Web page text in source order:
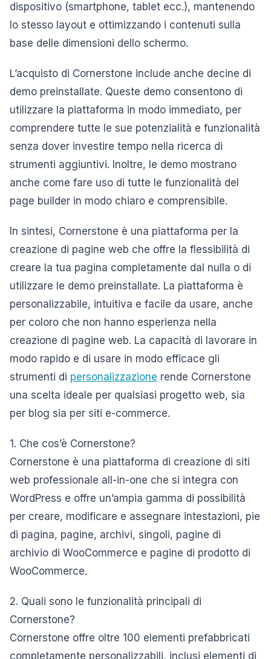
dispositivo (smartphone, tablet ecc.), mantenendo
lo stesso layout e ottimizzando i contenuti sulla
base delle dimensioni dello schermo.
L’acquisto di Cornerstone include anche decine di
demo preinstallate. Queste demo consentono di
utilizzare la piattaforma in modo immediato, per
comprendere tutte le sue potenzialità e funzionalità
senza dover investire tempo nella ricerca di
strumenti aggiuntivi. Inoltre, le demo mostrano
anche come fare uso di tutte le funzionalità del
page builder in modo chiaro e comprensibile.
In sintesi, Cornerstone è una piattaforma per la
creazione di pagine web che offre la flessibilità di
creare la tua pagina completamente dal nulla o di
utilizzare le demo preinstallate. La piattaforma è
personalizzabile, intuitiva e facile da usare, anche
per coloro che non hanno esperienza nella
creazione di pagine web. La capacità di lavorare in
modo rapido e di usare in modo efficace gli
strumenti di personalizzazione rende Cornerstone
una scelta ideale per qualsiasi progetto web, sia
per blog sia per siti e-commerce.
1. Che cos’è Cornerstone?
Cornerstone è una piattaforma di creazione di siti
web professionale all-in-one che si integra con
WordPress e offre un’ampia gamma di possibilità
per creare, modificare e assegnare intestazioni, pie
di pagina, pagine, archivi, singoli, pagine di
archivio di WooCommerce e pagine di prodotto di
WooCommerce.
2. Quali sono le funzionalità principali di
Cornerstone?
Cornerstone offre oltre 100 elementi prefabbricati
completamente personalizzabili, inclusi elementi di